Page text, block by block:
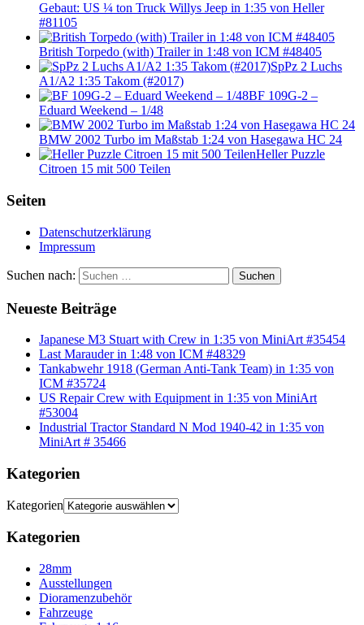
Gebaut: US ¼ ton Truck Willys Jeep in 1:35 von Heller
#81105
British Torpedo (with) Trailer in 1:48 von ICM #48405
SpPz 2 Luchs
A1/A2 1:35 Takom (#2017)
BF 109G-2 –
Eduard Weekend – 1/48
BMW 2002 Turbo im Maßstab 1:24 von Hasegawa HC 24
Heller Puzzle
Citroen 15 mit 500 Teilen
Seiten
Datenschutzerklärung
Impressum
Suchen nach: Suchen
Neueste Beiträge
Japanese M3 Stuart with Crew in 1:35 von MiniArt #35454
Last Marauder in 1:48 von ICM #48329
Tankabwehr 1918 (German Anti-Tank Team) in 1:35 von
ICM #35724
US Repair Crew with Equipment in 1:35 von MiniArt
#53004
Industrial Tractor Standard N Mod 1940-42 in 1:35 von
MiniArt # 35466
Kategorien
Kategorien
Kategorien
28mm
Ausstellungen
Dioramenzubehör
Fahrzeuge